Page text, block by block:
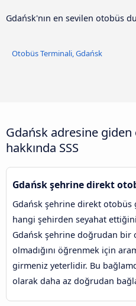
Gdańsk'nın en sevilen otobüs
Otobüs Terminali, Gdańsk
Gdańsk adresine giden
hakkında SSS
Gdańsk şehrine direkt
Gdańsk şehrine direkt otobüs
hangi şehirden seyahat
Gdańsk şehrine doğrudan bir
olmadığını öğrenmek için
girmeniz yeterlidir. Bu
olarak daha az doğrudan